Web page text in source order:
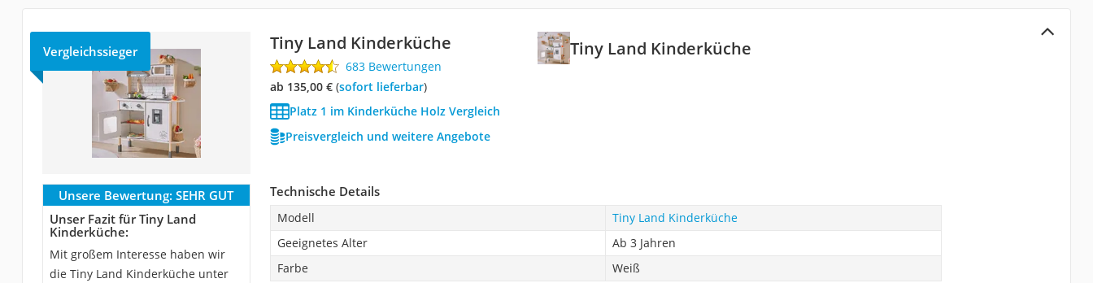
Tiny Land Kinderküche
Vergleichssieger Tiny Land Kinderküche
683 Bewertungen
ab 135,00 €( Sofort lieferbar)
Platz 1 im Kinderküche Holz Vergleich
Preisvergleich und weitere Angebote
Unsere Bewertung: SEHR GUT
Unser Fazit für Tiny Land
Kinderküche:
Mit großem Interesse haben wir
die Tiny Land Kinderküche unter
Technische Details
Modell
Tiny Land Kinderküche
Geeignetes Alter
Ab 3 Jahren
Farbe
Weiß